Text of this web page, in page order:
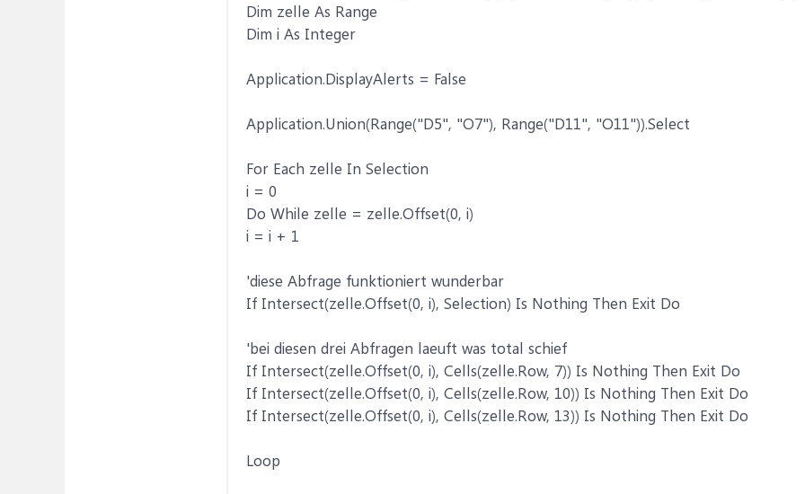
Dim zelle As Range
Dim i As Integer
Application.DisplayAlerts = False
Application.Union(Range("D5", "O7"), Range("D11", "O11")).Select
For Each zelle In Selection
i = 0
Do While zelle = zelle.Offset(0, i)
i = i + 1
'diese Abfrage funktioniert wunderbar
If Intersect(zelle.Offset(0, i), Selection) Is Nothing Then Exit Do
'bei diesen drei Abfragen laeuft was total schief
If Intersect(zelle.Offset(0, i), Cells(zelle.Row, 7)) Is Nothing Then Exit Do
If Intersect(zelle.Offset(0, i), Cells(zelle.Row, 10)) Is Nothing Then Exit Do
If Intersect(zelle.Offset(0, i), Cells(zelle.Row, 13)) Is Nothing Then Exit Do
Loop